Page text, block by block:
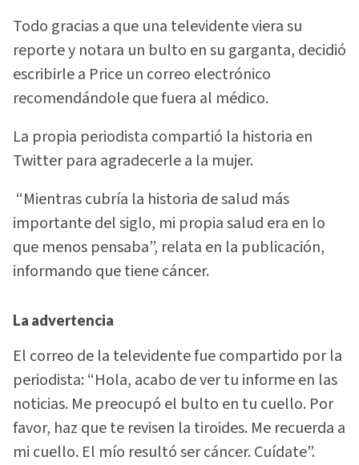
Todo gracias a que una televidente viera su
reporte y notara un bulto en su garganta, decidió
escribirle a Price un correo electrónico
recomendándole que fuera al médico.
La propia periodista compartió la historia en
Twitter para agradecerle a la mujer.
“Mientras cubría la historia de salud más
importante del siglo, mi propia salud era en lo
que menos pensaba”, relata en la publicación,
informando que tiene cáncer.
La advertencia
El correo de la televidente fue compartido por la
periodista: “Hola, acabo de ver tu informe en las
noticias. Me preocupó el bulto en tu cuello. Por
favor, haz que te revisen la tiroides. Me recuerda a
mi cuello. El mío resultó ser cáncer. Cuídate”.